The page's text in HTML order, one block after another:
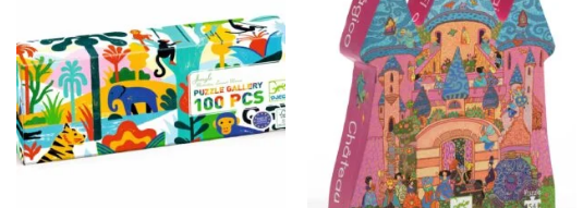
Ajouter
à la
liste
d’envies
Ajouter
à la
liste
d’envies